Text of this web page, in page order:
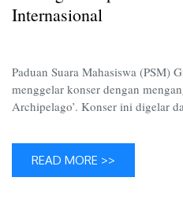
Internasional
Paduan Suara Mahasiswa (PSM)
menggelar konser dengan
Archipelago’. Konser ini digelar
READ MORE >>